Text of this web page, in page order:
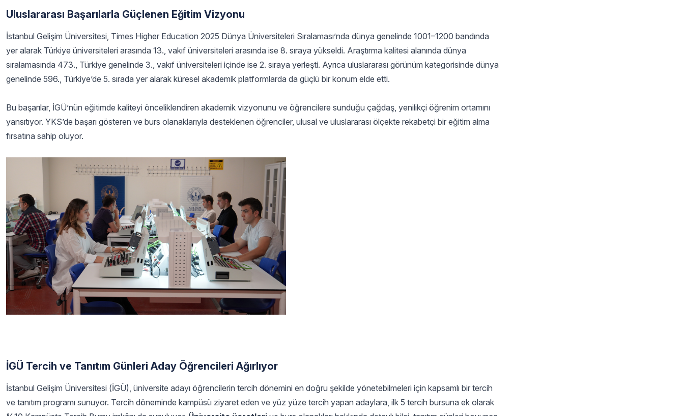
Uluslararası Başarılarla Güçlenen Eğitim Vizyonu
İstanbul Gelişim Üniversitesi, Times Higher Education 2025 Dünya Üniversiteleri Sıralaması’nda dünya genelinde 1001–1200 bandında
yer alarak Türkiye üniversiteleri arasında 13., vakıf üniversiteleri arasında ise 8. sıraya yükseldi. Araştırma kalitesi alanında dünya
sıralamasında 473., Türkiye genelinde 3., vakıf üniversiteleri içinde ise 2. sıraya yerleşti. Ayrıca uluslararası görünüm kategorisinde dünya
genelinde 596., Türkiye’de 5. sırada yer alarak küresel akademik platformlarda da güçlü bir konum elde etti.
Bu başarılar, İGÜ’nün eğitimde kaliteyi önceliklendiren akademik vizyonunu ve öğrencilere sunduğu çağdaş, yenilikçi öğrenim ortamını
yansıtıyor. YKS’de başarı gösteren ve burs olanaklarıyla desteklenen öğrenciler, ulusal ve uluslararası ölçekte rekabetçi bir eğitim alma
fırsatına sahip oluyor.
İGÜ Tercih ve Tanıtım Günleri Aday Öğrencileri Ağırlıyor
İstanbul Gelişim Üniversitesi (İGÜ), üniversite adayı öğrencilerin tercih dönemini en doğru şekilde yönetebilmeleri için kapsamlı bir tercih
ve tanıtım programı sunuyor. Tercih döneminde kampüsü ziyaret eden ve yüz yüze tercih yapan adaylara, ilk 5 tercih bursuna ek olarak